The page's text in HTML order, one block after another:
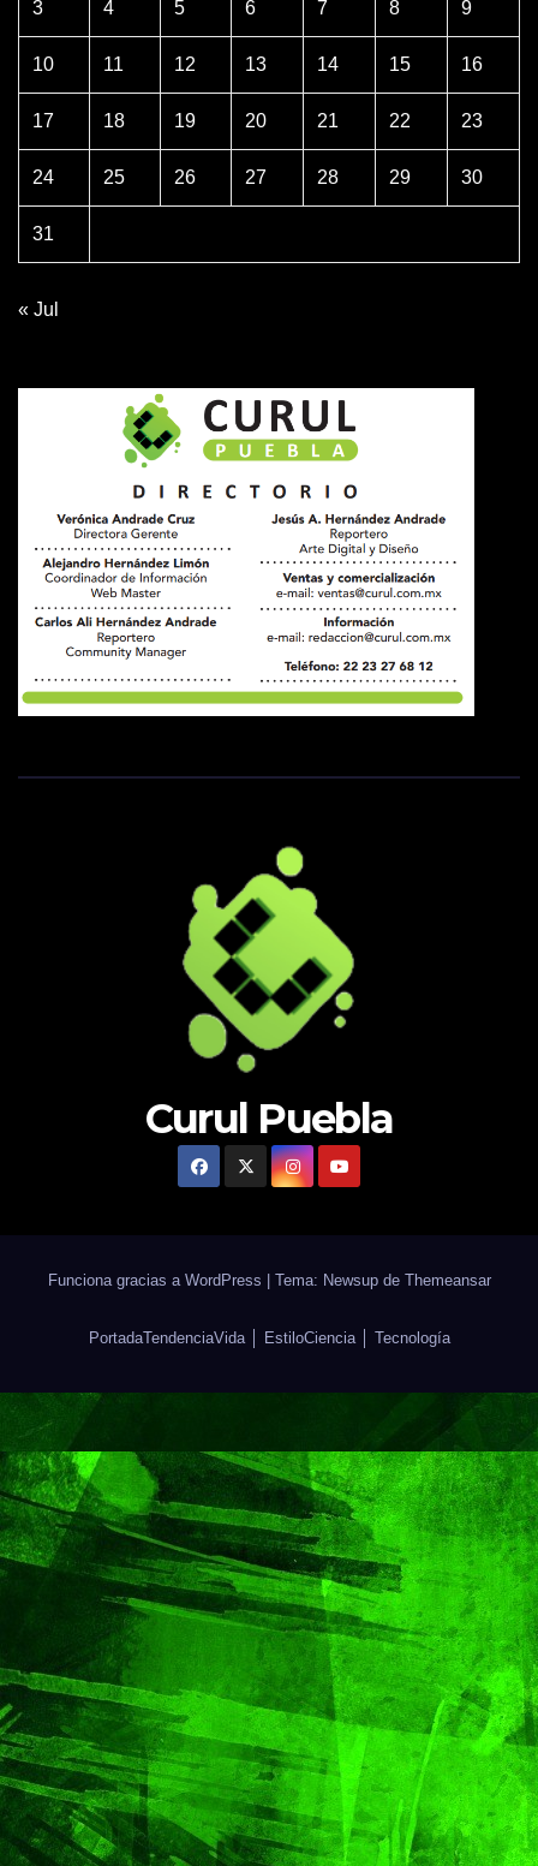
3 4 5 6 7 8 9
10 11 12 13 14 15 16
17 18 19 20 21 22 23
24 25 26 27 28 29 30
31
« Jul
Curul Puebla
Funciona gracias a WordPress Tema: Newsup de Themeansar
PortadaTendenciaVida │ EstiloCiencia │ Tecnología